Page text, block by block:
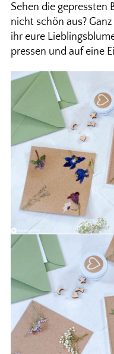
Sehen die gepressten
nicht schön aus?
ihr eure
pressen und auf eine